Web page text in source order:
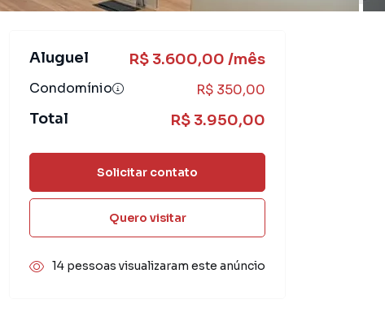
Aluguel R$ 3.600,00 /mês
Condomínio R$ 350,00
Total R$ 3.950,00
Solicitar contato
Quero visitar
14 pessoas visualizaram este anúncio